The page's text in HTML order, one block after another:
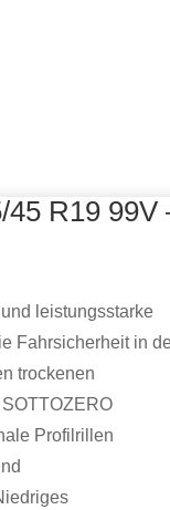
R19 99V
leistungsstarke
Fahrsicherheit in
trockenen
Profilrillen